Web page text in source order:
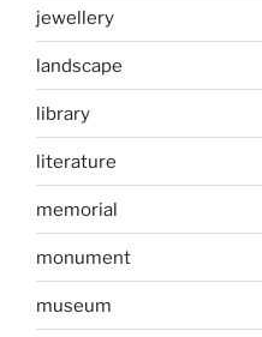
jewellery
landscape
library
literature
memorial
monument
museum